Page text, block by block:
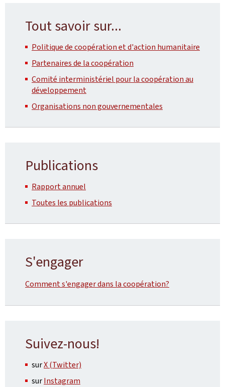
Tout savoir sur...
Politique de coopération et d'action humanitaire
Partenaires de la coopération
Comité interministériel pour la coopération au
développement
Organisations non gouvernementales
Publications
Rapport annuel
Toutes les publications
S'engager
Comment s'engager dans la coopération?
Suivez-nous!
surX (Twitter)
surInstagram